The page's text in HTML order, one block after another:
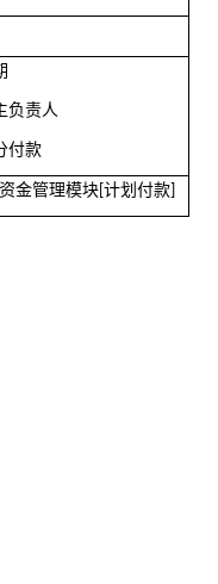
负责人
付款
金管理模块 [计划付款